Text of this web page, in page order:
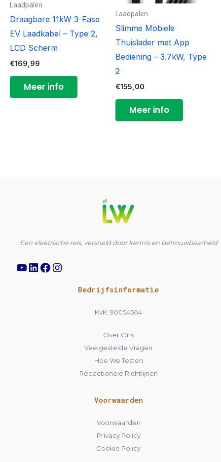
Laadpalen
Draagbare 11kW 3-Fase
EV Laadkabel – Type 2,
LCD Scherm
€169,99
Meer info
Laadpalen
Slimme Mobiele
Thuislader met App
Bediening – 3.7kW, Type
2
€155,00
Meer info
Een elektrische reis, versneld door kennis en betrouwbaarheid
Instagram
Bedrijfsinformatie
KvK: 90054504
Over Ons
Veelgestelde Vragen
Hoe We Testen
Redactionele Richtlijnen
Voorwaarden
Voorwaarden
Privacy Policy
Cookie Policy